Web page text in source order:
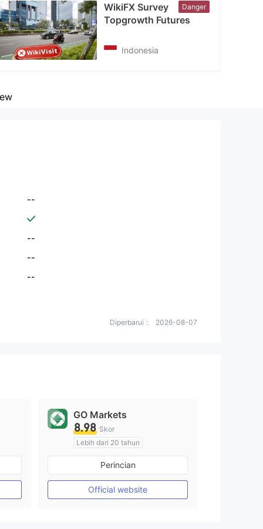
WikiFX Survey
Topgrowth Futures
Danger
Indonesia
--
--
--
--
Diperbarui： 2026-08-07
GO Markets
8.98 Skor
Lebih dari 20 tahun
Diatur di Australia
Market Maker (MM)
Perincian
Official website